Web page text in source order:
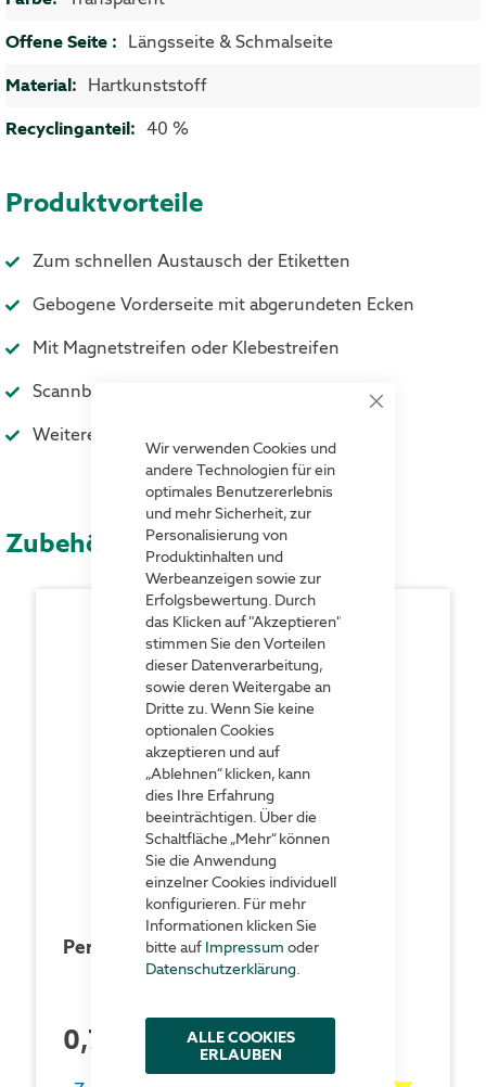
Wir verwenden Cookies und
andere Technologien für ein
optimales Benutzererlebnis
und mehr Sicherheit, zur
Personalisierung von
Produktinhalten und
Werbeanzeigen sowie zur
Erfolgsbewertung. Durch
das Klicken auf "Akzeptieren"
stimmen Sie den Vorteilen
dieser Datenverarbeitung,
sowie deren Weitergabe an
Dritte zu. Wenn Sie keine
optionalen Cookies
akzeptieren und auf
„Ablehnen“ klicken, kann
dies Ihre Erfahrung
beeinträchtigen. Über die
Schaltfläche „Mehr“ können
Sie die Anwendung
einzelner Cookies individuell
konfigurieren. Für mehr
Informationen klicken Sie
bitte auf Impressum oder
Datenschutzerklärung.
ALLE COOKIES
ERLAUBEN
Längsseite & Schmalseite
Hartkunststoff
40 %
Produktvorteile
Zum schnellen Austausch der Etiketten
Gebogene Vorderseite mit abgerundeten Ecken
Mit Magnetstreifen oder Klebestreifen
Scannbarer und stabiler Hartkunststoff
Weitere Abmessungen auf Anfrage erhältlich
Zubehör
Perforierte Etiketten
0,75 € pro Stück